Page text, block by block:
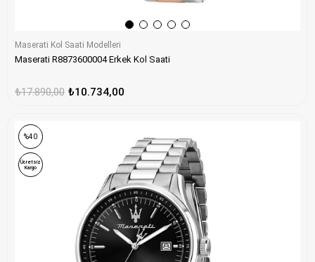
Maserati Kol Saati Modelleri
Maserati R8873600004 Erkek Kol Saati
₺10.734,00
₺17.890,00
%40
Ücretsiz
Kargo